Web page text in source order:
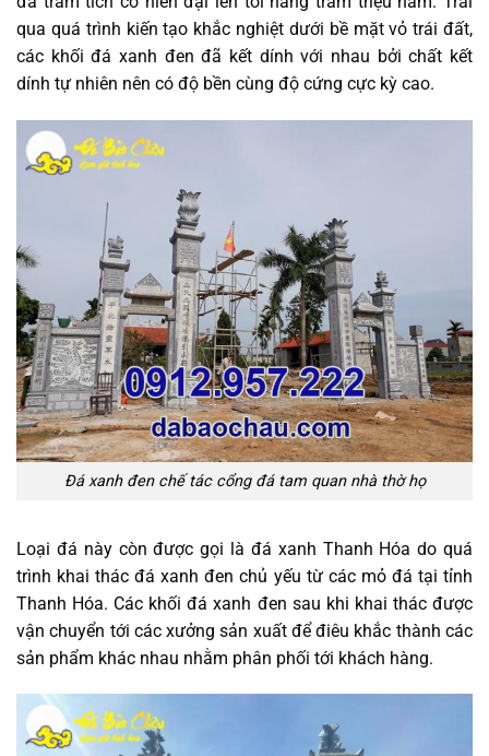
qua quá trình kiến tạo khắc nghiệt dưới bề mặt vỏ trái đất,
các khối đá xanh đen đã kết dính với nhau bởi chất kết
dính tự nhiên nên có độ bền cùng độ cứng cực kỳ cao.
Đá xanh đen chế tác cổng đá tam quan nhà thờ họ
Loại đá này còn được gọi là đá xanh Thanh Hóa do quá
trình khai thác đá xanh đen chủ yếu từ các mỏ đá tại tỉnh
Thanh Hóa. Các khối đá xanh đen sau khi khai thác được
vận chuyển tới các xưởng sản xuất để điêu khắc thành các
sản phẩm khác nhau nhằm phân phối tới khách hàng.